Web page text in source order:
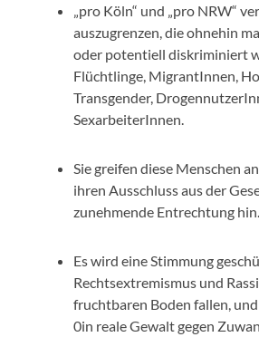
„pro Köln“ und „pro NRW“
auszugrenzen, die ohnehin
oder potentiell diskriminiert
Flüchtlinge, MigrantInnen,
Transgender,
SexarbeiterInnen.
Sie greifen diese Menschen
ihren Ausschluss aus der
zunehmende Entrechtung hin.
Es wird eine Stimmung
Rechtsextremismus und
fruchtbaren Boden fallen,
0in reale Gewalt gegen